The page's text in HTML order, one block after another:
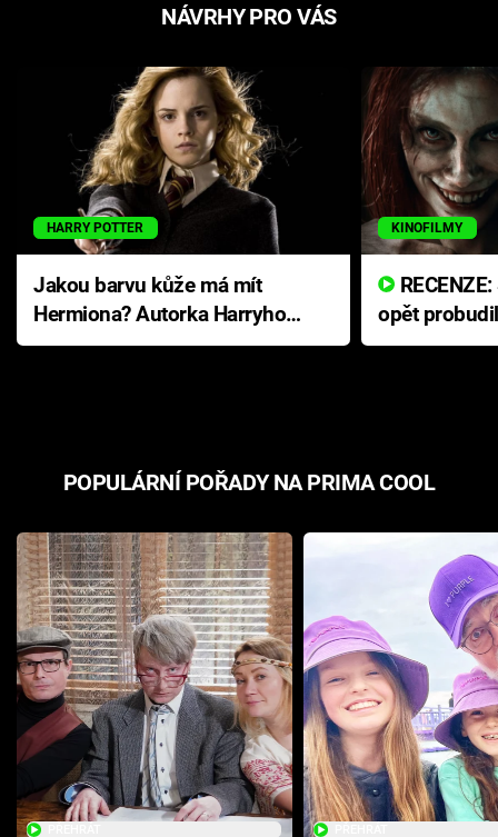
NÁVRHY PRO VÁS
HARRY POTTER
Jakou barvu kůže má mít
Hermiona? Autorka Harryho
Pottera přišla s ráznou
KINOFILMY
opět
přichází s
POPULÁRNÍ POŘADY NA PRIMA COOL